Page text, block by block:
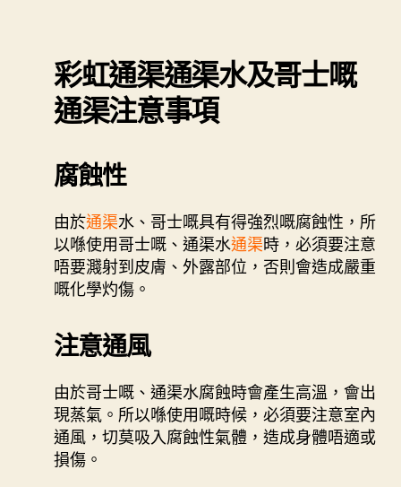
彩虹通渠通渠水及哥士嘅
通渠注意事項
腐蝕性
由於通渠水、哥士嘅具有得強烈嘅腐蝕性，所
以喺使用哥士嘅、通渠水通渠時，必須要注意
唔要濺射到皮膚、外露部位，否則會造成嚴重
嘅化學灼傷。
注意通風
由於哥士嘅、通渠水腐蝕時會產生高溫，會出
現蒸氣。所以喺使用嘅時候，必須要注意室內
通風，切莫吸入腐蝕性氣體，造成身體唔適或
損傷。